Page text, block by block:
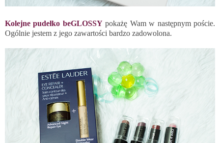
Kolejne pudełko beGLOSSYpokażę Wam w następnym poście.
Ogólnie jestem z jego zawartości bardzo zadowolona.